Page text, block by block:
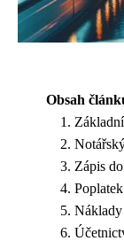
Obsah
Zápis